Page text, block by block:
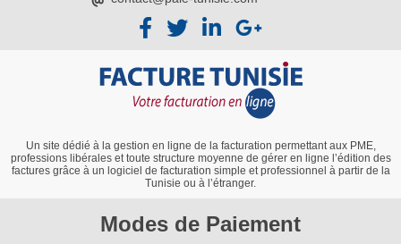
Modes de Paiement
Un site dédié à la gestion en ligne de la facturation permettant aux PME,
professions libérales et toute structure moyenne de gérer en ligne l’édition des
factures grâce à un logiciel de facturation simple et professionnel à partir de la
Tunisie ou à l’étranger.